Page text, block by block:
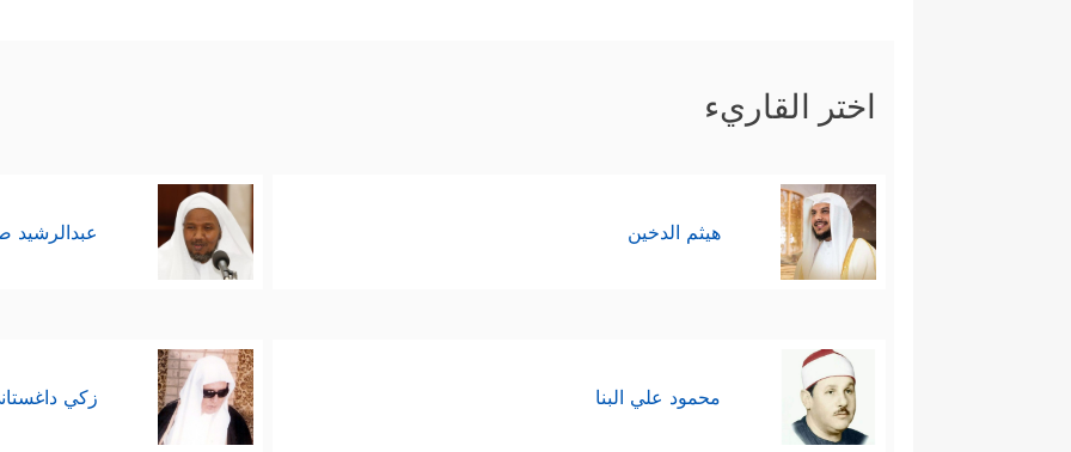
وَأَمۡطَرۡنَا عَلَیۡهَا حِجَارَةࣰ مِّن سِجِّیلࣲ مَّنضُودࣲ﴾
اختر القاريء
هيثم الدخين عبدالرشيد
محمود علي البنا زكي